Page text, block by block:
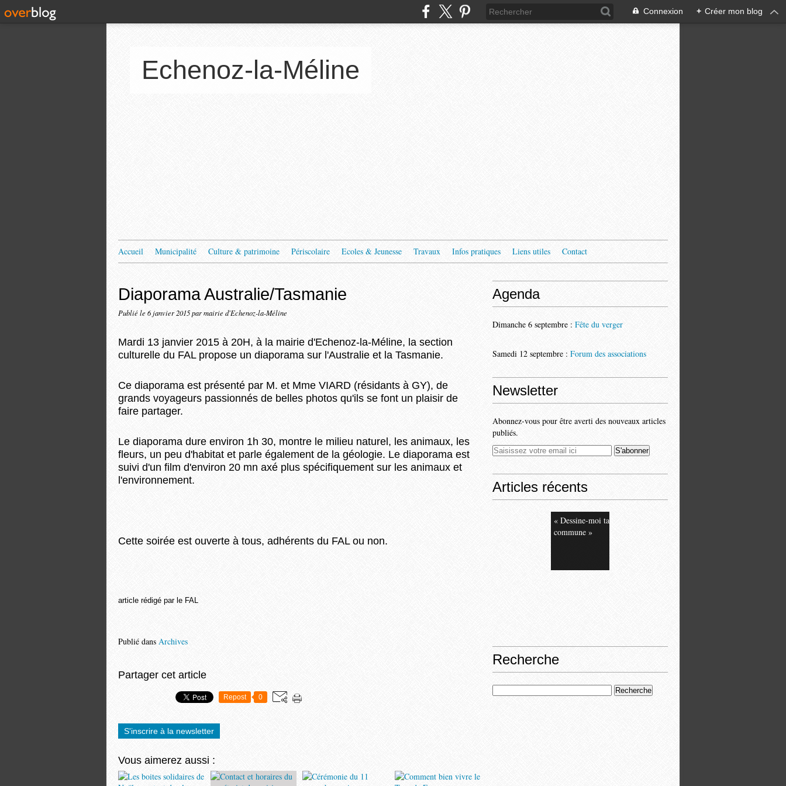
Connexion + Créer mon blog
Echenoz-la-Méline
Accueil Municipalité Culture & patrimoine Périscolaire Ecoles & Jeunesse Travaux Infos pratiques Liens utiles Contact
Diaporama Australie/Tasmanie
Publié le 6 janvier 2015par mairie d'Echenoz-la-Méline
Mardi 13 janvier 2015 à 20H, à la mairie d'Echenoz-la-Méline, la section
culturelle du FAL propose un diaporama sur l'Australie et la Tasmanie.
Ce diaporama est présenté par M. et Mme VIARD (résidants à GY), de
grands voyageurs passionnés de belles photos qu'ils se font un plaisir de
faire partager.
Le diaporama dure environ 1h 30, montre le milieu naturel, les animaux, les
fleurs, un peu d'habitat et parle également de la géologie. Le diaporama est
suivi d'un film d'environ 20 mn axé plus spécifiquement sur les animaux et
l'environnement.
Cette soirée est ouverte à tous, adhérents du FAL ou non.
article rédigé par le FAL
Publié dans Archives
Partager cet article
Repost 0
S'inscrire à la newsletter
Vous aimerez aussi :
Agenda
Dimanche 6 septembre : Fête du verger
Samedi 12 septembre : Forum des associations
Newsletter
Abonnez-vous pour être averti des nouveaux articles
publiés.
Articles récents
« Dessine-moi ta
commune »
Recherche